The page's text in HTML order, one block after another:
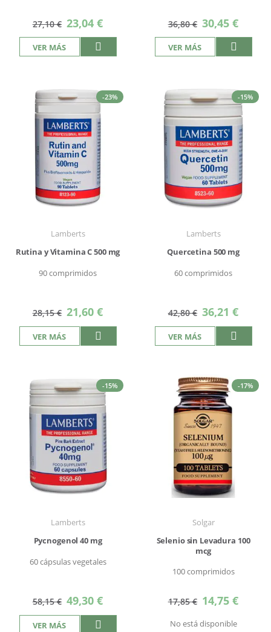
27,10 € Precio
especial
23,04 €
VER MÁS
36,80 € Precio
especial
30,45 €
VER MÁS
-23%
Lamberts
Rutina y Vitamina C 500 mg
90 comprimidos
28,15 € Precio
especial
21,60 €
VER MÁS
-15%
Lamberts
Quercetina 500 mg
60 comprimidos
42,80 € Precio
especial
36,21 €
VER MÁS
-15%
Lamberts
Pycnogenol 40 mg
60 cápsulas vegetales
58,15 € Precio
especial
49,30 €
VER MÁS
-17%
Solgar
Selenio sin Levadura 100
mcg
100 comprimidos
17,85 € Precio
especial
14,75 €
No está disponible